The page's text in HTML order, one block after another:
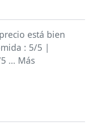
está bien
: 5/5 |
… Más